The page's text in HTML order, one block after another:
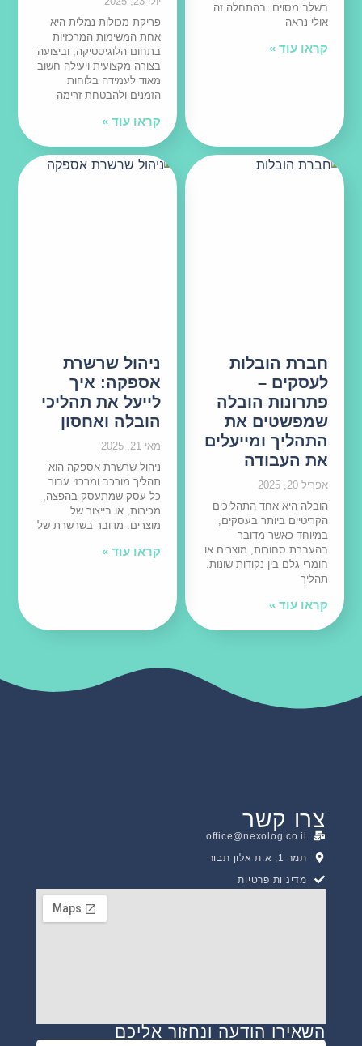
בשלב מסוים. בהתחלה זה
אולי נראה
קראו עוד »
פריקת מכולות נמלית היא
אחת המשימות המרכזיות
בתחום הלוגיסטיקה, וביצועה
בצורה מקצועית ויעילה חשוב
מאוד לעמידה בלוחות
הזמנים ולהבטחת זרימה
קראו עוד »
חברת הובלות
לעסקים –
פתרונות הובלה
שמפשטים את
התהליך ומייעלים
את העבודה
אפריל 20, 2025
הובלה היא אחד התהליכים
הקריטיים ביותר בעסקים,
במיוחד כאשר מדובר
בהעברת סחורות, מוצרים או
חומרי גלם בין נקודות שונות.
תהליך
קראו עוד »
ניהול שרשרת
אספקה: איך
לייעל את תהליכי
הובלה ואחסון
מאי 21, 2025
ניהול שרשרת אספקה הוא
תהליך מורכב ומרכזי עבור
כל עסק שמתעסק בהפצה,
מכירות, או בייצור של
מוצרים. מדובר בשרשרת של
קראו עוד »
צרו קשר
office@nexolog.co.il
תמר 1, א.ת אלון תבור
מדיניות פרטיות
השאירו הודעה ונחזור אליכם